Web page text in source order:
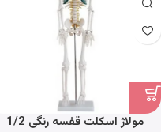
مولاژ اسکلت قفسه رنگی 1/2